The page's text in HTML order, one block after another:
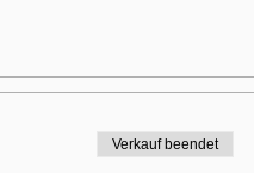
Verkauf beendet